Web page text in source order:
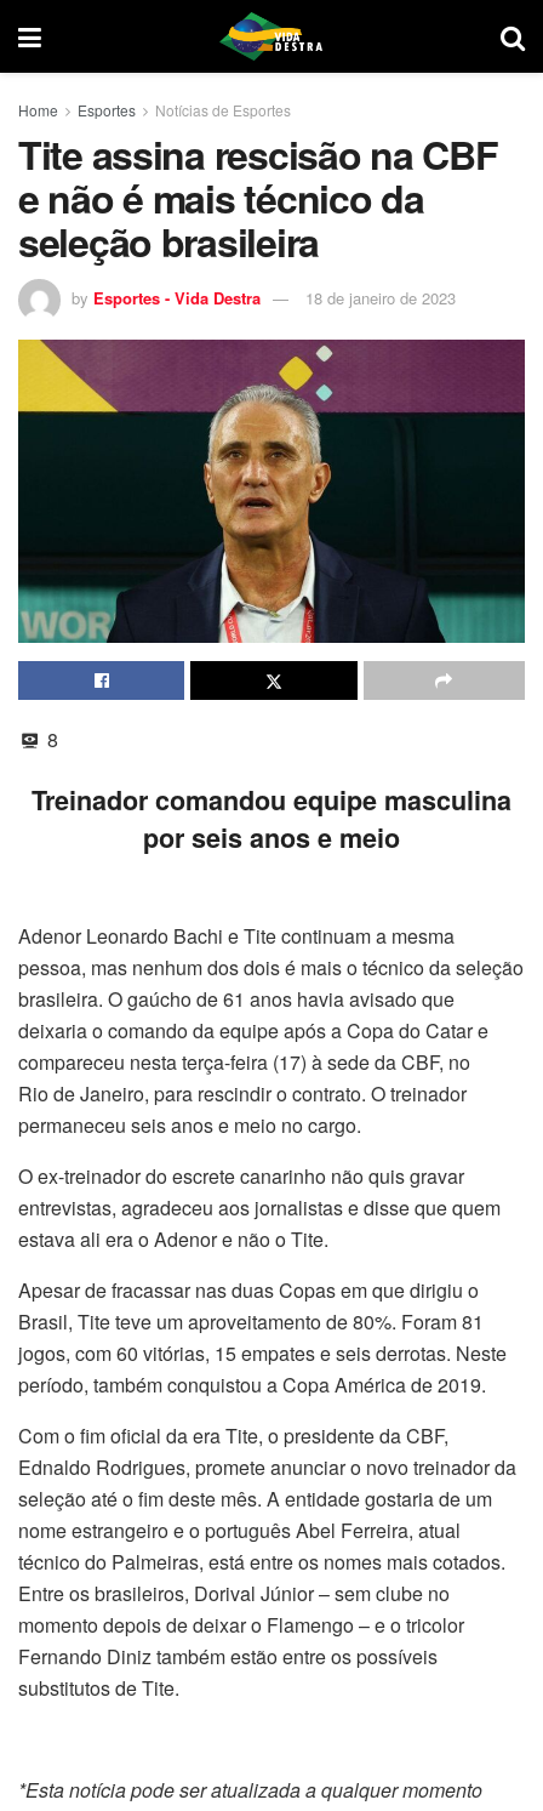
Home Esportes Notícias de Esportes
Tite assina rescisão na CBF
e não é mais técnico da
seleção brasileira
by Esportes - Vida Destra 18 de janeiro de 2023
8
Treinador comandou equipe masculina
por seis anos e meio
Adenor Leonardo Bachi e Tite continuam a mesma
pessoa, mas nenhum dos dois é mais o técnico da seleção
brasileira. O gaúcho de 61 anos havia avisado que
deixaria o comando da equipe após a Copa do Catar e
compareceu nestaterça-feira (17) à sede da CBF, no
Riode Janeiro, para rescindir o contrato. O treinador
permaneceu seis anos e meio no cargo.
O ex-treinador do escrete canarinho não quis gravar
entrevistas, agradeceu aos jornalistas e disse que quem
estava ali era o Adenor e não o Tite.
Apesar de fracassar nas duas Copas em que dirigiu o
Brasil, Tite teve um aproveitamento de 80%. Foram 81
jogos, com 60 vitórias, 15 empates e seis derrotas. Neste
período, também conquistou a Copa América de 2019.
Com o fim oficial da era Tite, o presidente da CBF,
Ednaldo Rodrigues, promete anunciar o novo treinador da
seleção até o fim deste mês. A entidade gostaria de um
nome estrangeiro e o português Abel Ferreira, atual
técnico do Palmeiras, está entre os nomes mais cotados.
Entre os brasileiros, Dorival Júnior – sem clube no
momento depois de deixar o Flamengo – e o tricolor
Fernando Diniz também estão entre os possíveis
substitutos de Tite.
*Esta notícia pode ser atualizada a qualquer momento